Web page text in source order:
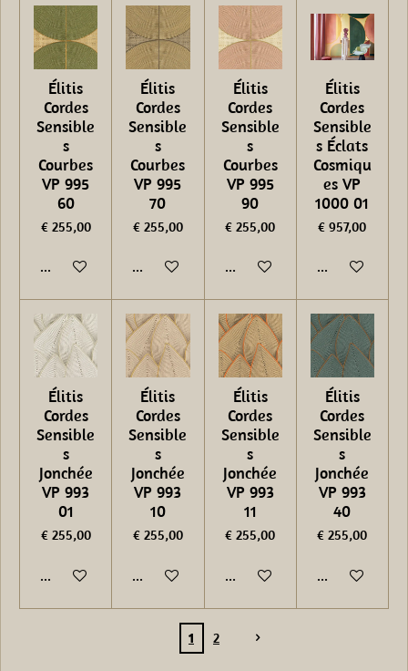
Élitis
Cordes
Sensible
s
Courbes
VP 995
60
€ 255,00
In winkelwagen
Élitis
Cordes
Sensible
s
Courbes
VP 995
70
€ 255,00
In winkelwagen
Élitis
Cordes
Sensible
s
Courbes
VP 995
90
€ 255,00
In winkelwagen
Élitis
Cordes
Sensible
s Éclats
Cosmiqu
es VP
1000 01
€ 957,00
In
Élitis
Cordes
Sensible
s
Jonchée
VP 993
01
€ 255,00
In winkelwagen
Élitis
Cordes
Sensible
s
Jonchée
VP 993
10
€ 255,00
In winkelwagen
Élitis
Cordes
Sensible
s
Jonchée
VP 993
11
€ 255,00
In winkelwagen
Élitis
Cordes
Sensible
s
Jonchée
VP 993
40
€ 255,00
In
1 2